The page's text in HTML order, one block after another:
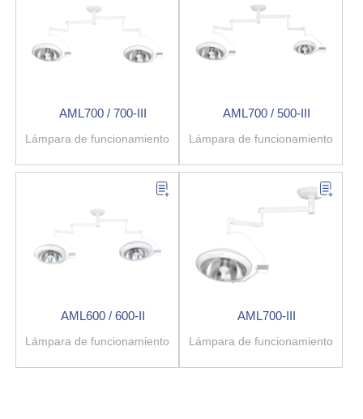
AML700 / 700-III
Lámpara de funcionamiento
AML700 / 500-III
Lámpara de funcionamiento
AML600 / 600-II
Lámpara de funcionamiento
AML700-III
Lámpara de funcionamiento